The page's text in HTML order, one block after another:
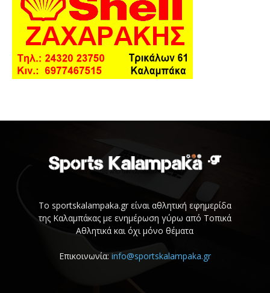
Το sportskalampaka.gr είναι αθλητική εφημερίδα
της Καλαμπάκας με ενημέρωση γύρω από Τοπικά
Αθλητικά και όχι μόνο θέματα
Επικοινωνία: info@sportskalampaka.gr